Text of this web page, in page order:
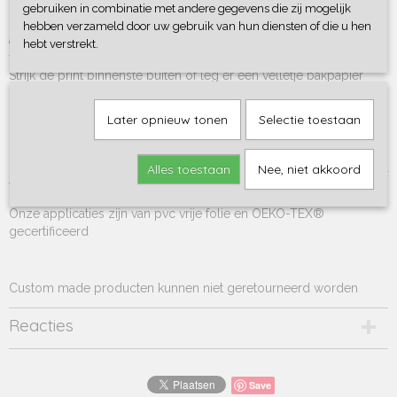
Rompertjes, sweaters en t-shirts zijn 100% (bio) katoen en met
applicatie wasbaar binnenste buiten op 30 graden zonder
wasverzachter.
Strijk de print binnenste buiten of leg er een velletje bakpapier
Levertijd van deze op bestelling gemaakte rompertjes, sweaters &
t-shirtjes is ca. 1-3 werkdagen.
Onze applicaties zijn van pvc vrije folie en OEKO-TEX®
gecertificeerd
Custom made producten kunnen niet geretourneerd worden
Reacties
Save
gebruiken in combinatie met andere gegevens die zij mogelijk
hebben verzameld door uw gebruik van hun diensten of die u hen
hebt verstrekt.
Later opnieuw tonen Selectie toestaan
Alles toestaan Nee, niet akkoord